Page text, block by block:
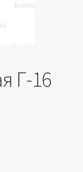
Г-16